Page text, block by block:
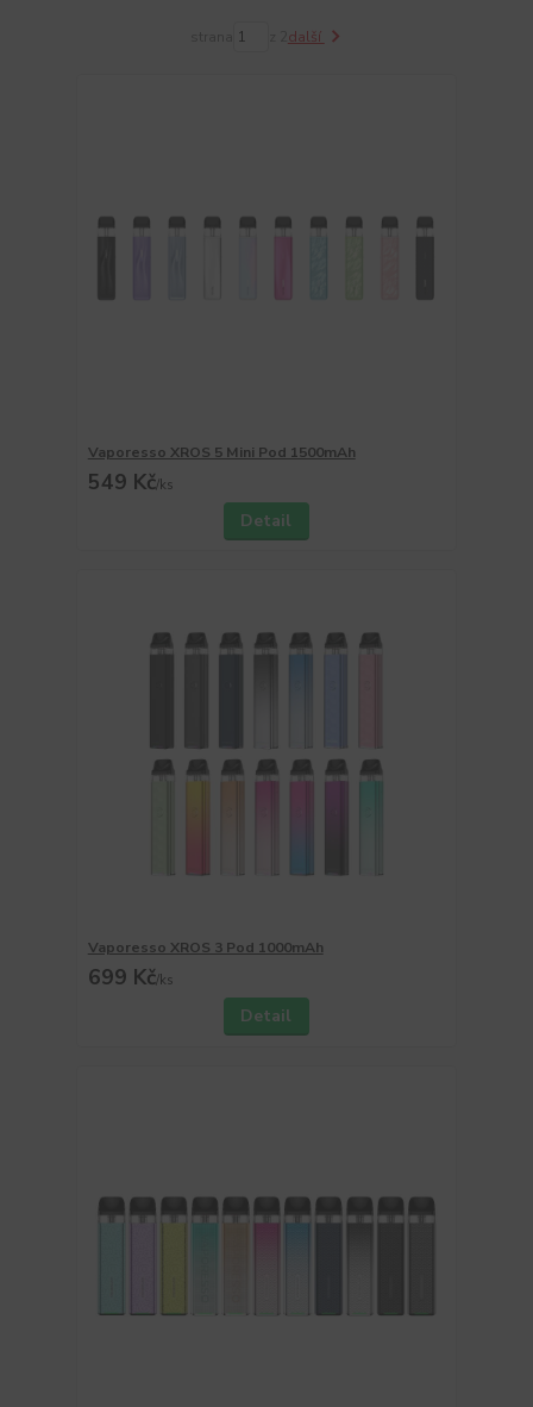
další
Vaporesso XROS 5 Mini Pod 1500mAh
549 Kč/ks
Detail
Vaporesso XROS 3 Pod 1000mAh
699 Kč/ks
Detail